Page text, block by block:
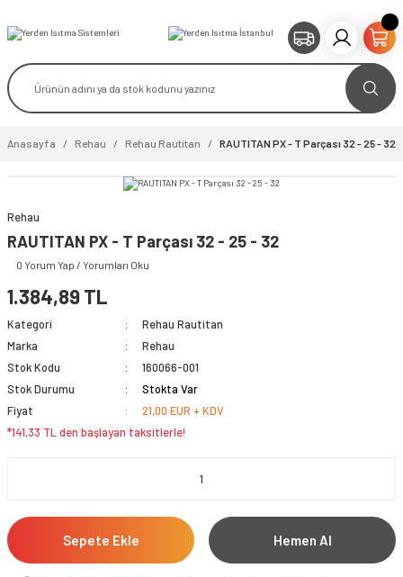
Anasayfa Rehau Rehau Rautitan RAUTITAN PX - T Parçası 32 - 25 - 32
Rehau
RAUTITAN PX - T Parçası 32 - 25 - 32
0 Yorum Yap / Yorumları Oku
1.384,89 TL
Kategori
Rehau Rautitan
Marka
Rehau
Stok Kodu
160066-001
Stok Durumu
Stokta Var
Fiyat
21,00 EUR + KDV
*141,33 TL den başlayan taksitlerle!
Sepete Ekle Hemen Al